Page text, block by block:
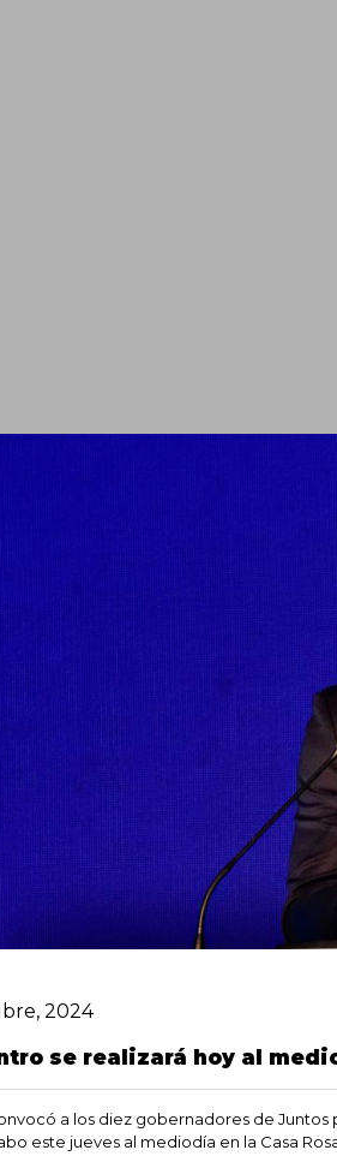
2024
se realizará hoy al
a los diez gobernadores de Juntos
este jueves al mediodía en la Casa